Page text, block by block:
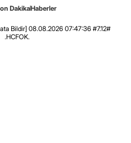
DakikaHaberler
Bildir] 08.08.2026 07:47:36 #7.12#
.HCFOK.